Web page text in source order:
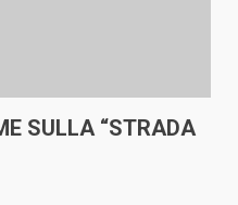
SULLA “STRADA